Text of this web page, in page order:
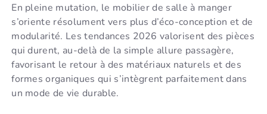
En pleine mutation, le mobilier de salle à manger
s’oriente résolument vers plus d’éco-conception et de
modularité. Les tendances 2026 valorisent des pièces
qui durent, au-delà de la simple allure passagère,
favorisant le retour à des matériaux naturels et des
formes organiques qui s’intègrent parfaitement dans
un mode de vie durable.